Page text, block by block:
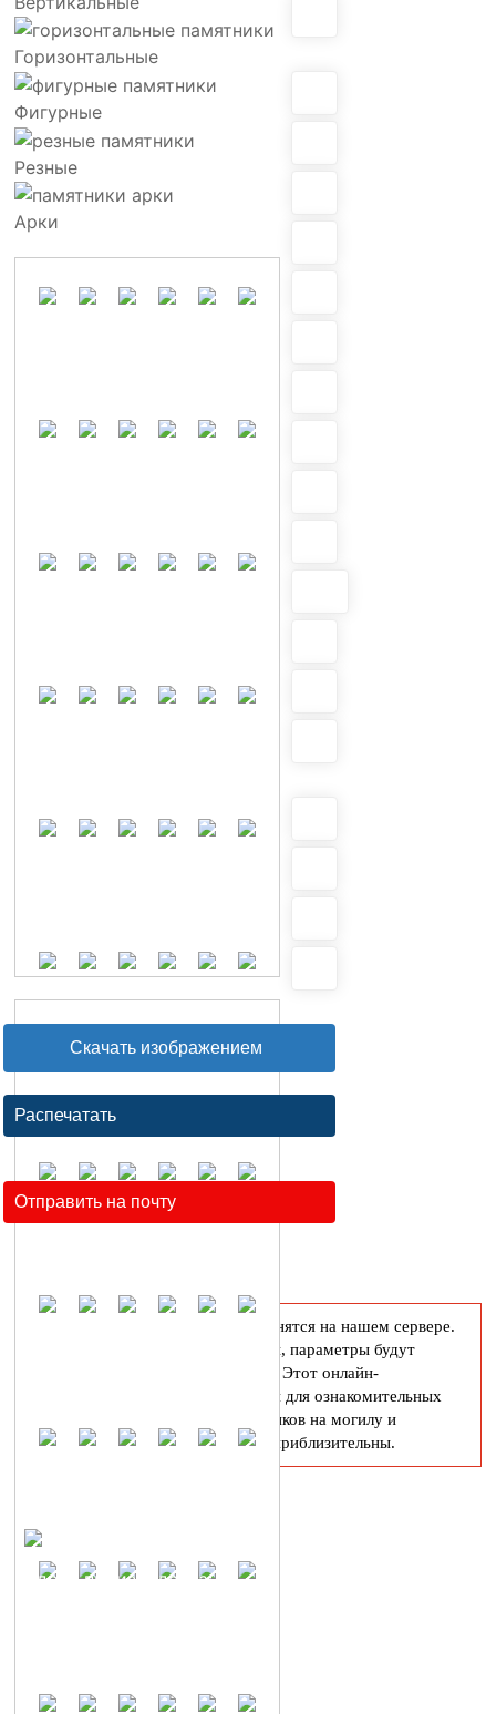
Горизонтальные
Фигурные
Резные
Арки
Скачать изображением
Распечатать
Отправить на почту
Созданные макеты не хранятся на нашем сервере.
При обновлении страницы, параметры будут
сброшены к изначальным. Этот онлайн-
конструктор предназначен для ознакомительных
целей, пропорции памятников на могилу и
декоративных элементов приблизительны.
Адрес производства: